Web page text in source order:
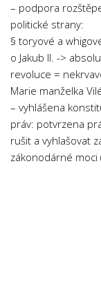
– podpora
politické strany:
§ toryové a
o Jakub II. ->
revoluce =
Marie manželka
– vyhlášena
práv: potvrzena
rušit a vyhlašovat
zákonodárné